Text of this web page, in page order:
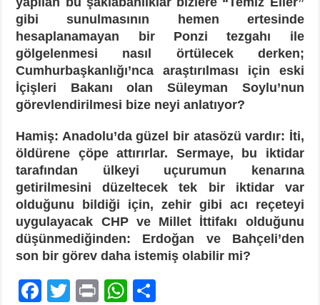
gibi sunulmasının hemen ertesinde
hesaplanamayan bir Ponzi tezgahı ile
gölgelenmesi nasıl örtülecek derken;
Cumhurbaşkanlığı’nca araştırılması için eski
İçişleri Bakanı olan Süleyman Soylu’nun
görevlendirilmesi bize neyi anlatıyor?
Hamiş: Anadolu’da güzel bir atasözü vardır: İti,
öldürene çöpe attırırlar. Sermaye, bu iktidar
tarafından ülkeyi uçurumun kenarına
getirilmesini düzeltecek tek bir iktidar var
olduğunu bildiği için, zehir gibi acı reçeteyi
uygulayacak CHP ve Millet İttifakı olduğunu
düşünmediğinden: Erdoğan ve Bahçeli’den
son bir görev daha istemiş olabilir mi?
F
T
Pr W